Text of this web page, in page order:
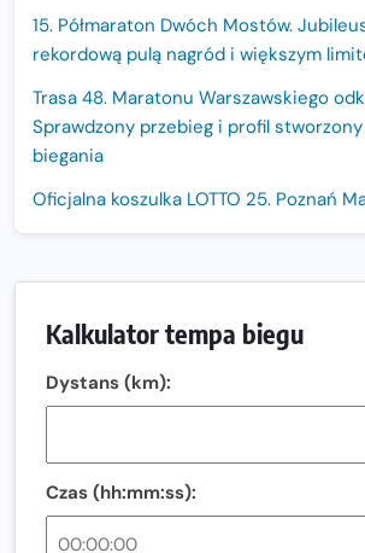
15. Półmaraton Dwóch Mostów.
rekordową pulą nagród i większym
Trasa 48. Maratonu Warszawskiego
Sprawdzony przebieg i profil
biegania
Oficjalna koszulka LOTTO 25. Poznań
Fabrykanta. Organizatorzy odkrywają
Złota Seria 42 rośnie. Coraz więcej
wybiera wyzwanie trzech największych
Polsce
Kalkulator tempa biegu
Dystans (km):
Czas (hh:mm:ss):